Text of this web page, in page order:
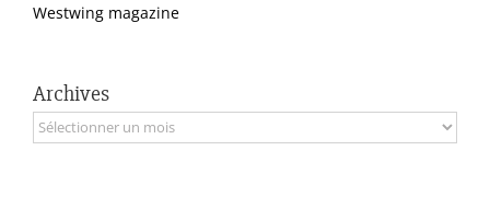
Westwing magazine
Archives
Archives